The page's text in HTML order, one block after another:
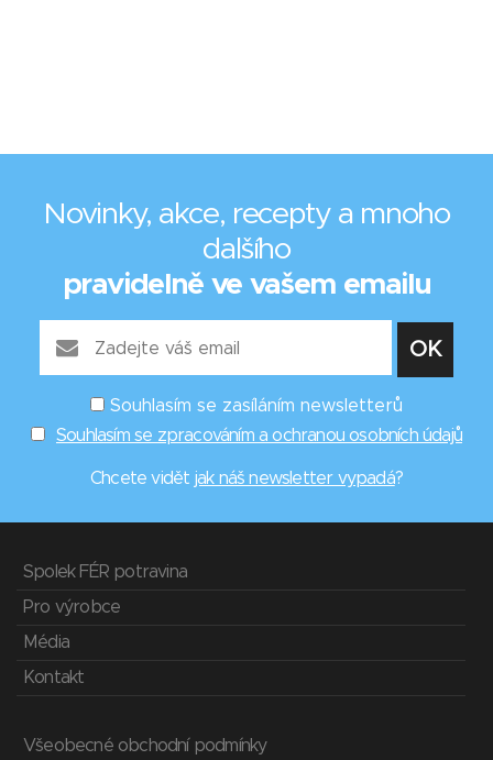
Novinky, akce, recepty a mnoho
dalšího
pravidelně ve vašem emailu
Souhlasím se zasíláním newsletterů
Souhlasím se zpracováním a ochranou osobních údajů
Chcete vidět jak náš newsletter vypadá?
Spolek FÉR potravina
Pro výrobce
Média
Kontakt
Všeobecné obchodní podmínky